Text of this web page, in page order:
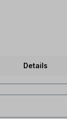
Details